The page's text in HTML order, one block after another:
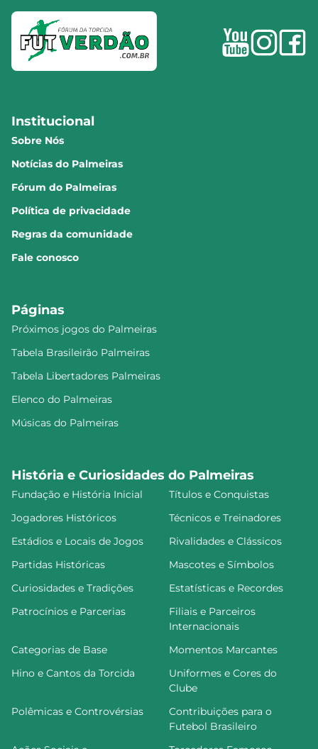
Institucional
Sobre Nós
Notícias do Palmeiras
Fórum do Palmeiras
Política de privacidade
Regras da comunidade
Fale conosco
Páginas
Próximos jogos do Palmeiras
Tabela Brasileirão Palmeiras
Tabela Libertadores Palmeiras
Elenco do Palmeiras
Músicas do Palmeiras
História e Curiosidades do Palmeiras
Fundação e História Inicial
Títulos e Conquistas
Jogadores Históricos
Técnicos e Treinadores
Estádios e Locais de Jogos
Rivalidades e Clássicos
Partidas Históricas
Mascotes e Símbolos
Curiosidades e Tradições
Estatísticas e Recordes
Patrocínios e Parcerias
Filiais e Parceiros
Internacionais
Categorias de Base
Momentos Marcantes
Hino e Cantos da Torcida
Uniformes e Cores do
Clube
Polêmicas e Controvérsias
Contribuições para o
Futebol Brasileiro